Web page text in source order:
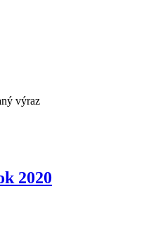
výraz
2020